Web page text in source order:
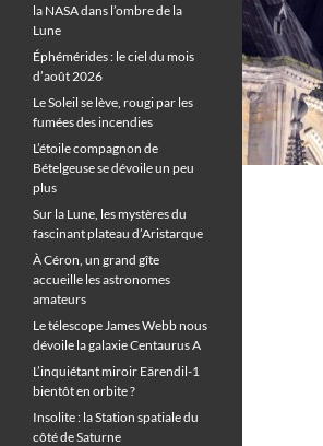
la NASA dans l’ombre de la
Lune
Éphémérides : le ciel du mois
d’août 2026
Le Soleil se lève, rougi par les
fumées des incendies
L’étoile compagnon de
Bételgeuse se dévoile un peu
plus
Sur la Lune, les mystères du
fascinant plateau d’Aristarque
À Céron, un grand gîte
accueille les astronomes
amateurs
Le télescope James Webb nous
dévoile la galaxie Centaurus A
L’inquiétant miroir Eärendil-1
bientôt en orbite ?
Insolite : la Station spatiale du
côté de Saturne